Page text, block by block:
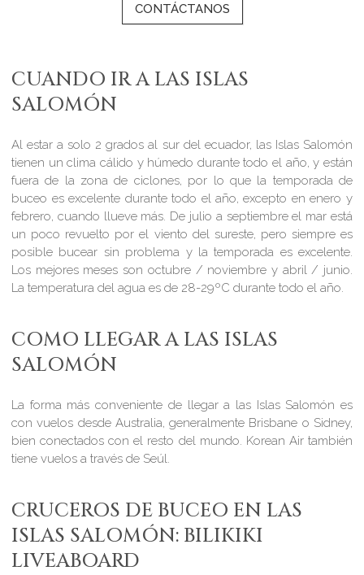
CONTÁCTANOS
CUANDO IR A LAS ISLAS
SALOMÓN
Al estar a solo 2 grados al sur del ecuador, las Islas Salomón
tienen un clima cálido y húmedo durante todo el año, y están
fuera de la zona de ciclones, por lo que la temporada de
buceo es excelente durante todo el año, excepto en enero y
febrero, cuando llueve más. De julio a septiembre el mar está
un poco revuelto por el viento del sureste, pero siempre es
posible bucear sin problema y la temporada es excelente.
Los mejores meses son octubre / noviembre y abril / junio.
La temperatura del agua es de 28-29ºC durante todo el año.
COMO LLEGAR A LAS ISLAS
SALOMÓN
La forma más conveniente de llegar a las Islas Salomón es
con vuelos desde Australia, generalmente Brisbane o Sidney,
bien conectados con el resto del mundo. Korean Air también
tiene vuelos a través de Seúl.
CRUCEROS DE BUCEO EN LAS
ISLAS SALOMÓN: BILIKIKI
LIVEABOARD